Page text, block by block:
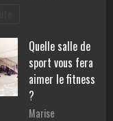
Quelle salle de
sport vous fera
aimer le fitness
?
Marise